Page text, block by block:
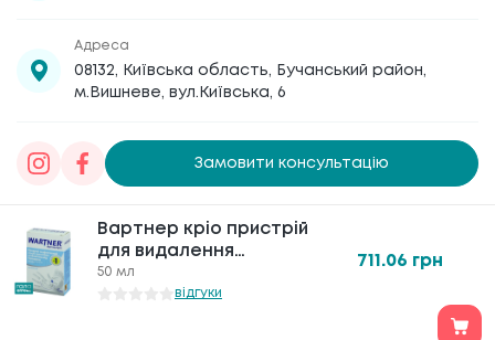
Вартнер кріо пристрій
для видалення
бородавок
50 мл
відгуки
711.06 грн
Вартнер кріо пристрій
для видалення
бородавок
50 мл
відгуки
711.06 грн
Адреса
08132, Київська область, Бучанський район,
м.Вишневе, вул.Київська, 6
Замовити консультацію
Товариство з обмеженою відповідальністю
«Галафарм», код ЄДРПОУ 30886474 © 2020-2026